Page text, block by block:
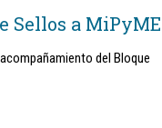
Sellos a
del Bloque